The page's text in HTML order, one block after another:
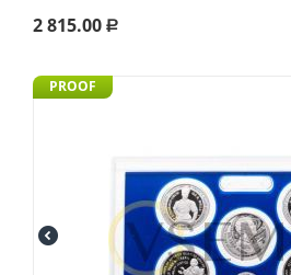
2 815.00 Р
PROOF